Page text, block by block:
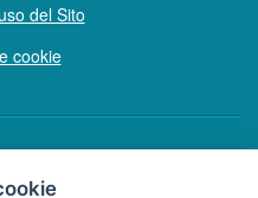
del Sito
cookie
sono riservati